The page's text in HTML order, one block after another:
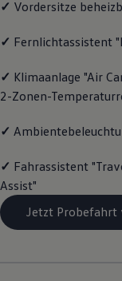
Magazin
Pannen-
✓ Vordersitze
✓ Fernlichtassistent
✓ Klimaanlage "Air
2-Zonen-
✓
✓ Fahrassistent
Assist"
Jetzt Probefahrt